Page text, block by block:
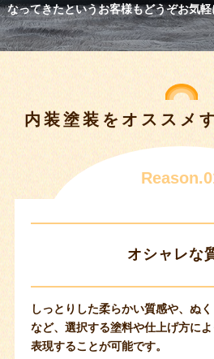
なってきたというお客様もどうぞお気
内装塗装をオススメ
オシャレな
しっとりした柔らかい質感や、ぬ
など、選択する塗料や仕上げ方に
表現することが可能です。